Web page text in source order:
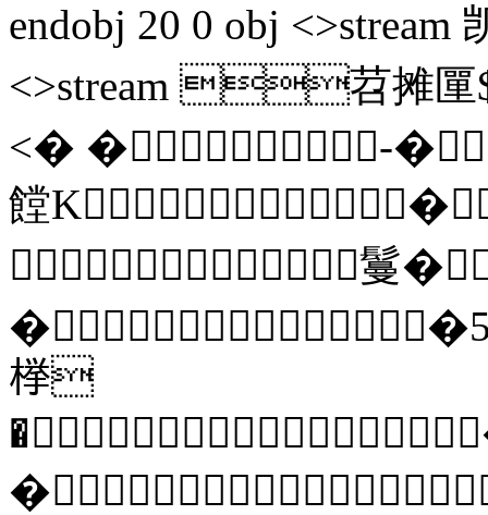
endobj 20 0 obj <>stream
<>stream 苕摊匰
<� �-
饄K�
鬘
﨔